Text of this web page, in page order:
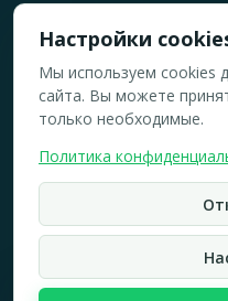
Вторичное
ПН-ПТ:
ВС:
2019-2026 © Все права
Политика
Карта сайта
Настройки
Мы используем cookies
сайта. Вы можете
только необходимые.
Политика